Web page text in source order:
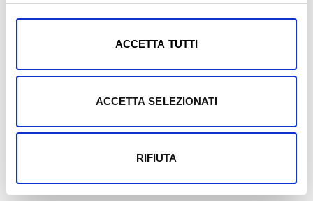
ACCETTA TUTTI
ACCETTA SELEZIONATI
RIFIUTA